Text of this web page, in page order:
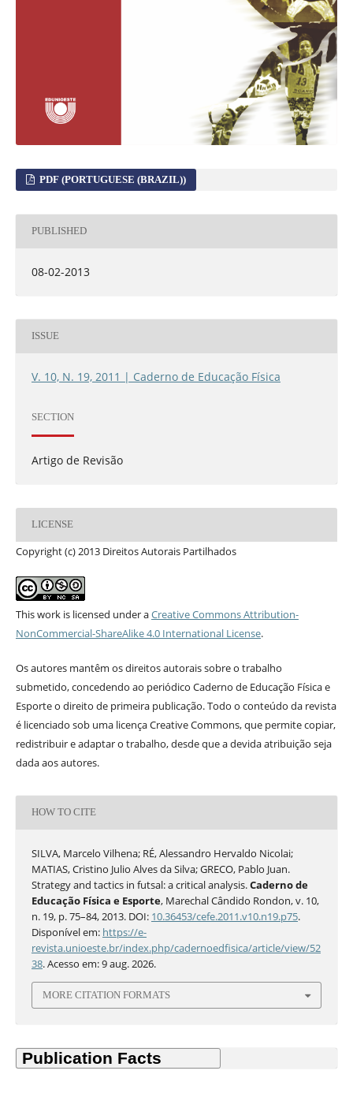
PDF (PORTUGUESE (BRAZIL))
PUBLISHED
08-02-2013
ISSUE
V. 10, N. 19, 2011 | Caderno de Educação Física
SECTION
Artigo de Revisão
LICENSE
Copyright (c) 2013 Direitos Autorais Partilhados
This work is licensed under aCreative Commons Attribution-
NonCommercial-ShareAlike 4.0 International License.
Os autores mantêm os direitos autorais sobre o trabalho
submetido, concedendo ao periódico Caderno de Educação Física e
Esporte o direito de primeira publicação. Todo o conteúdo da revista
é licenciado sob uma licença Creative Commons, que permite copiar,
redistribuir e adaptar o trabalho, desde que a devida atribuição seja
dada aos autores.
HOW TO CITE
SILVA, Marcelo Vilhena; RÉ, Alessandro Hervaldo Nicolai;
MATIAS, Cristino Julio Alves da Silva; GRECO, Pablo Juan.
Strategy and tactics in futsal: a critical analysis.Caderno de
Educação Física e Esporte, Marechal Cândido Rondon, v. 10,
n. 19, p. 75–84, 2013. DOI: 10.36453/cefe.2011.v10.n19.p75.
Disponível em: https://e-
revista.unioeste.br/index.php/cadernoedfisica/article/view/52
38. Acesso em: 9 aug. 2026.
MORE CITATION FORMATS